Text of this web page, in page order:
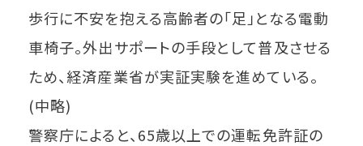
歩行に不安を抱える高齢者の「足」となる電動
車椅子。外出サポートの手段として普及させる
ため、経済産業省が実証実験を進めている。
(中略)
警察庁によると、65歳以上での運転免許証の